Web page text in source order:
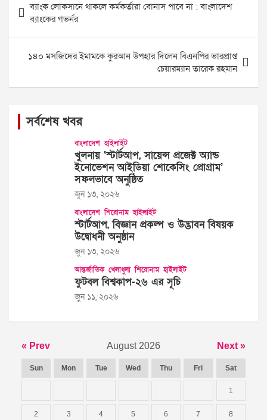
navigation
ব্যাংক লোকসানে থাকলে কর্মকর্তারা বোনাস পাবে না : বাংলাদেশ
ব্যাংকের গভর্নর
১৪০ মসজিদের ইমামকে কুরআন উপহার দিলেন বিএনপির ভারপ্রাপ্ত
চেয়ারম্যান তারেক রহমান
সর্বশেষ খবর
বাংলাদেশ হাইলাইট
খুলনায় ‘স্টার্টআপ, সায়েন্স প্রজেক্ট অ্যান্ড
ইনোভেশন আইডিয়া শোকেসিং প্রোগ্রাম’
সফলভাবে অনুষ্ঠিত
জুন ১৩, ২০২৬
বাংলাদেশ শিরোনাম হাইলাইট
স্টার্টআপ, বিজ্ঞান প্রকল্প ও উদ্ভাবন বিষয়ক
উদ্বোধনী অনুষ্ঠান
জুন ১৩, ২০২৬
আন্তর্জাতিক খেলাধুলা শিরোনাম হাইলাইট
ফুটবল বিশ্বকাপ-২৬ এর সূচি
জুন ১১, ২০২৬
« Prev August 2026 Next »
Sun Mon Tue Wed Thu Fri Sat
1
2 3 4 5 6 7 8